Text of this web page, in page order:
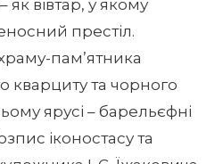
вівтар, у якому
престіл.
пам’ятника
кварциту та чорного
ярусі – барельєфні
іконостасу та